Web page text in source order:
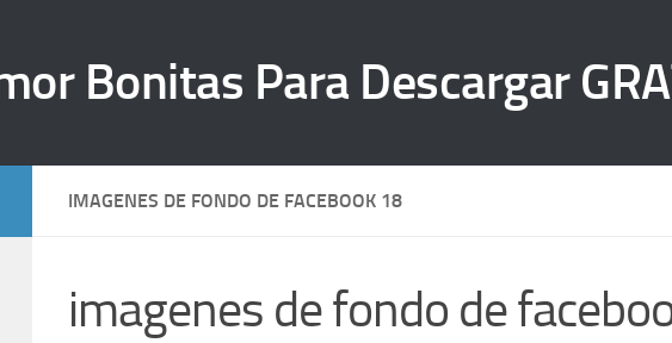
IMAGENES DE FONDO DE FACEBOOK 18
imagenes de fondo de